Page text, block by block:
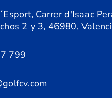
Carrer d'Isaac
2 y 3, 46980,
799